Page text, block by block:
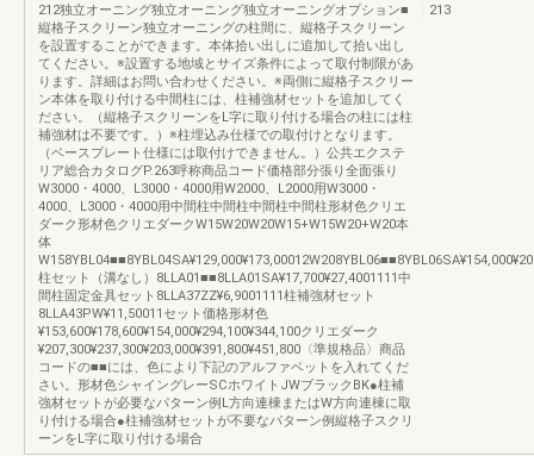
212独立オーニング独立オーニング独立オーニングオプション■
縦格子スクリーン独立オーニングの柱間に、縦格子スクリーン
を設置することができます。本体拾い出しに追加して拾い出し
てください。※設置する地域とサイズ条件によって取付制限があ
ります。詳細はお問い合わせください。※両側に縦格子スクリー
ン本体を取り付ける中間柱には、柱補強材セットを追加してく
ださい。（縦格子スクリーンをL字に取り付ける場合の柱には柱
補強材は不要です。）※柱埋込み仕様での取付けとなります。
（ベースプレート仕様には取付けできません。）公共エクステ
リア総合カタログP.263呼称商品コード価格部分張り全面張り
W3000・4000、L3000・4000用W2000、L2000用W3000・
4000、L3000・4000用中間柱中間柱中間柱中間柱形材色クリエ
ダーク形材色クリエダークW15W20W20W15+W15W20+W20本
体
柱セット（溝なし）8LLA01■■8LLA01SA¥17,700¥27,4001111中
間柱固定金具セット8LLA37ZZ¥6,9001111柱補強材セット
8LLA43PW¥11,50011セット価格形材色
¥153,600¥178,600¥154,000¥294,100¥344,100クリエダーク
¥207,300¥237,300¥203,000¥391,800¥451,800〈準規格品〉商品
コードの■■には、色により下記のアルファベットを入れてくだ
さい。形材色シャイングレーSCホワイトJWブラックBK●柱補
強材セットが必要なパターン例L方向連棟またはW方向連棟に取
り付ける場合●柱補強材セットが不要なパターン例縦格子スクリ
ーンをL字に取り付ける場合
213